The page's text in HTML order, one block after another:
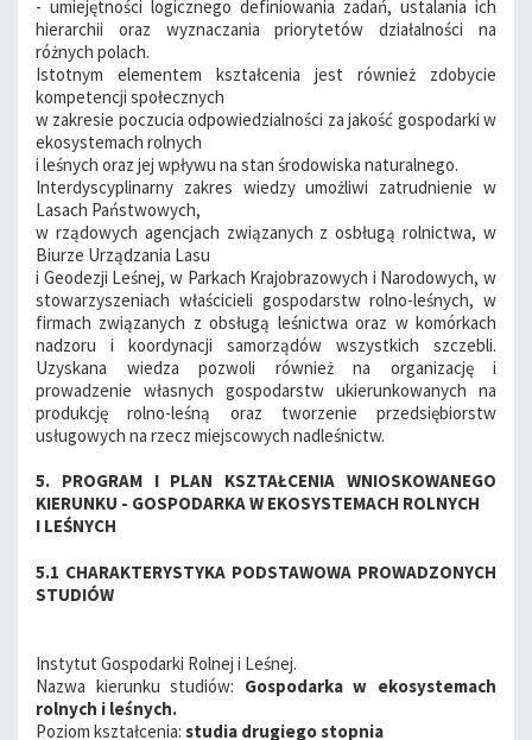
- umiejętności logicznego definiowania zadań, ustalania ich
hierarchii oraz wyznaczania priorytetów działalności na
różnych polach.
Istotnym elementem kształcenia jest również zdobycie
kompetencji społecznych
w zakresie poczucia odpowiedzialności za jakość gospodarki w
ekosystemach rolnych
i leśnych oraz jej wpływu na stan środowiska naturalnego.
Interdyscyplinarny zakres wiedzy umożliwi zatrudnienie w
Lasach Państwowych,
w rządowych agencjach związanych z osbługą rolnictwa, w
Biurze Urządzania Lasu
i Geodezji Leśnej, w Parkach Krajobrazowych i Narodowych, w
stowarzyszeniach właścicieli gospodarstw rolno-leśnych, w
firmach związanych z obsługą leśnictwa oraz w komórkach
nadzoru i koordynacji samorządów wszystkich szczebli.
Uzyskana wiedza pozwoli również na organizację i
prowadzenie własnych gospodarstw ukierunkowanych na
produkcję rolno-leśną oraz tworzenie przedsiębiorstw
usługowych na rzecz miejscowych nadleśnictw.
5. PROGRAM I PLAN KSZTAŁCENIA WNIOSKOWANEGO
KIERUNKU - GOSPODARKA W EKOSYSTEMACH ROLNYCH
I LEŚNYCH
5.1 CHARAKTERYSTYKA PODSTAWOWA PROWADZONYCH
STUDIÓW
Instytut Gospodarki Rolnej i Leśnej.
Nazwa kierunku studiów: Gospodarka w ekosystemach
rolnych i leśnych.
Poziom kształcenia: studia drugiego stopnia